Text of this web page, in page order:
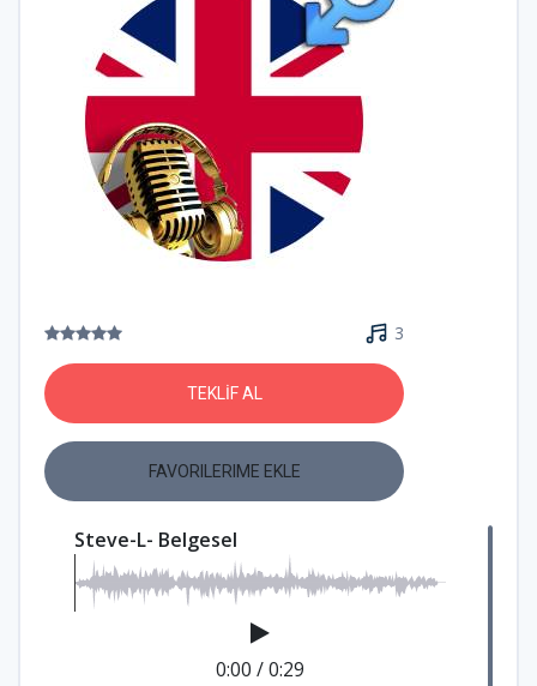
3
TEKLİF AL
FAVORILERIME EKLE
Steve-L- Belgesel
0:00 /0:29